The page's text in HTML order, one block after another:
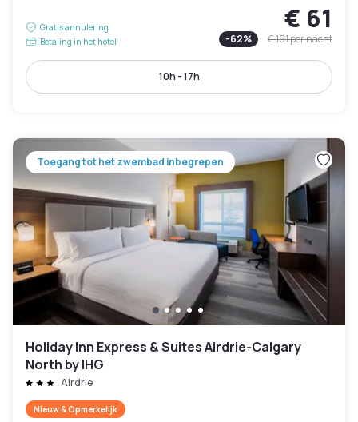
Gratis annulering
Betaling in het hotel
€ 61
-62% € 161per nacht
10h - 17h
Toegang tot het zwembad inbegrepen
Holiday Inn Express & Suites Airdrie-Calgary
North by IHG
Airdrie
Nieuw & Opmerkelijk